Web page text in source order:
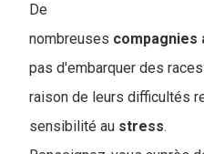
De
nombreuses compagnies
pas d'embarquer des
raison de leurs difficultés
sensibilité au stress.